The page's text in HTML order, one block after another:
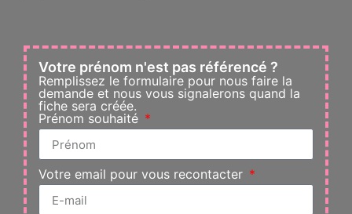
Votre prénom n'est pas référencé ?
Remplissez le formulaire pour nous faire la
demande et nous vous signalerons quand la
fiche sera créée.
Prénom souhaité
Votre email pour vous recontacter